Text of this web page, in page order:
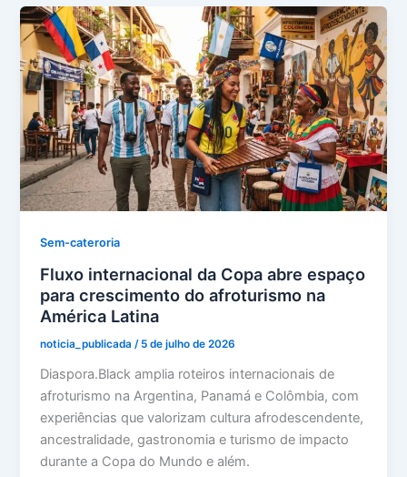
Sem-cateroria
Fluxo internacional da Copa abre espaço
para crescimento do afroturismo na
América Latina
noticia_publicada/ 5 de julho de 2026
Diaspora.Black amplia roteiros internacionais de
afroturismo na Argentina, Panamá e Colômbia, com
experiências que valorizam cultura afrodescendente,
ancestralidade, gastronomia e turismo de impacto
durante a Copa do Mundo e além.